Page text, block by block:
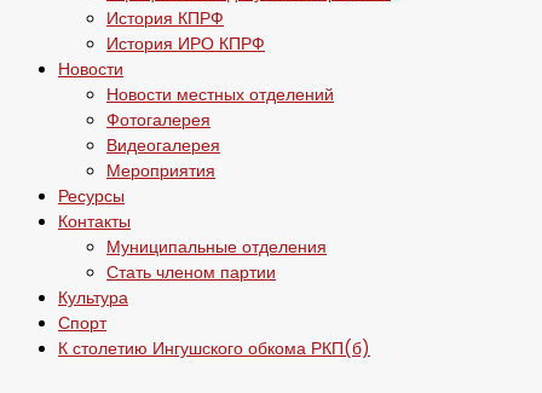
История КПРФ
История ИРО КПРФ
Новости
Новости местных отделений
Фотогалерея
Видеогалерея
Мероприятия
Ресурсы
Контакты
Муниципальные отделения
Стать членом партии
Культура
Спорт
К столетию Ингушского обкома РКП(б)